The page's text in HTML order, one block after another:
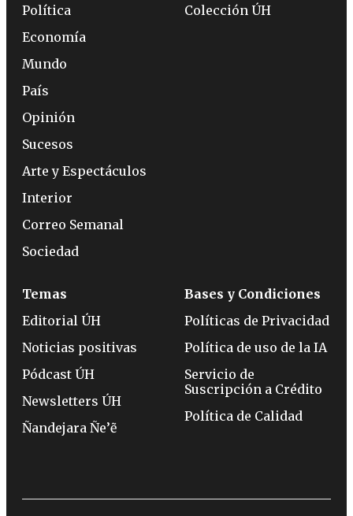
Política
Economía
Mundo
País
Opinión
Sucesos
Arte y Espectáculos
Interior
Correo Semanal
Sociedad
Colección ÚH
Temas
Editorial ÚH
Noticias positivas
Pódcast ÚH
Newsletters ÚH
Ñandejara Ñe’ẽ
Bases y Condiciones
Políticas de Privacidad
Política de uso de la IA
Servicio de
Suscripción a Crédito
Política de Calidad